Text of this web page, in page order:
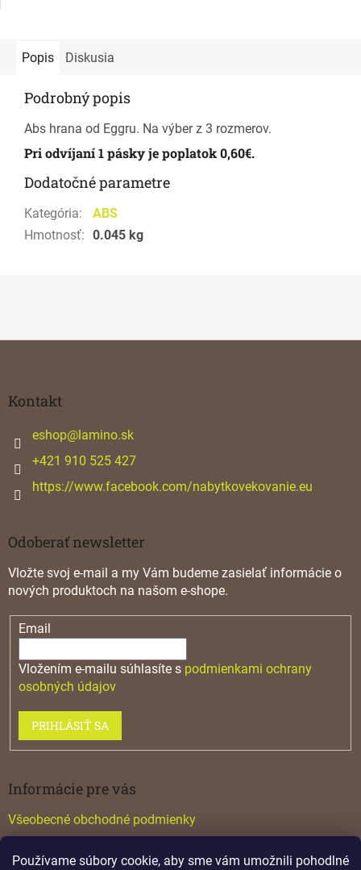
Používame súbory cookie, aby sme vám umožnili pohodlné
Popis Diskusia
Podrobný popis
Abs hrana od Eggru. Na výber z 3 rozmerov.
Pri odvíjaní 1 pásky je poplatok 0,60€.
Dodatočné parametre
Kategória:
ABS
Hmotnosť: 0.045 kg
Kontakt
eshop@lamino.sk
+421 910 525 427
https://www.facebook.com/nabytkovekovanie.eu
Odoberať newsletter
Vložte svoj e-mail a my Vám budeme zasielať informácie o
nových produktoch na našom e-shope.
Email
Vložením e-mailu súhlasíte s podmienkami ochrany
osobných údajov
PRIHLÁSIŤ SA
Informácie pre vás
Všeobecné obchodné podmienky
Katalógy